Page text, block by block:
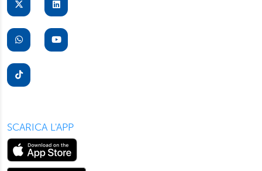
suo dispositivo. Potrà modificare in ogni momento le sue
presente in ogni pagina del nostro sito. Per maggior
informazioni sul trattamento dei suoi dati visiti la nostra
informativa privacy
SCARICA L'APP